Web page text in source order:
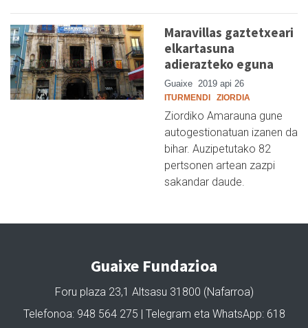
Maravillas gaztetxeari
elkartasuna
adierazteko eguna
Guaixe 2019 api 26
ITURMENDI ZIORDIA
Ziordiko Amarauna gune
autogestionatuan izanen da
bihar. Auzipetutako 82
pertsonen artean zazpi
sakandar daude.
Guaixe Fundazioa
Foru plaza 23,1 Altsasu 31800 (Nafarroa)
Telefonoa: 948 564 275 | Telegram eta WhatsApp: 618